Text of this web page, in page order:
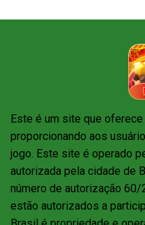
Este é um site que
proporcionando aos
jogo. Este site é operado
autorizada pela cidade de
número de autorização
estão autorizados a